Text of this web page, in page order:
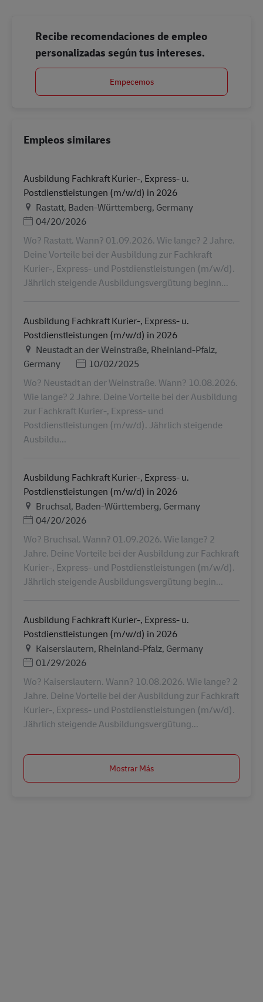
Recibe recomendaciones de empleo
personalizadas según tus intereses.
Empecemos
Empleos similares
Ausbildung Fachkraft Kurier-, Express- u.
Postdienstleistungen (m/w/d) in 2026
Ubicación
Rastatt, Baden-Württemberg, Germany
Posted Date
04/20/2026
Wo? Rastatt. Wann? 01.09.2026. Wie lange? 2 Jahre.
Deine Vorteile bei der Ausbildung zur Fachkraft
Kurier-, Express- und Postdienstleistungen (m/w/d).
Jährlich steigende Ausbildungsvergütung beginn...
Ausbildung Fachkraft Kurier-, Express- u.
Postdienstleistungen (m/w/d) in 2026
Ubicación
Neustadt an der Weinstraße, Rheinland-Pfalz,
Germany
Posted Date
10/02/2025
Wo? Neustadt an der Weinstraße. Wann? 10.08.2026.
Wie lange? 2 Jahre. Deine Vorteile bei der Ausbildung
zur Fachkraft Kurier-, Express- und
Postdienstleistungen (m/w/d). Jährlich steigende
Ausbildu...
Ausbildung Fachkraft Kurier-, Express- u.
Postdienstleistungen (m/w/d) in 2026
Ubicación
Bruchsal, Baden-Württemberg, Germany
Posted Date
04/20/2026
Wo? Bruchsal. Wann? 01.09.2026. Wie lange? 2
Jahre. Deine Vorteile bei der Ausbildung zur Fachkraft
Kurier-, Express- und Postdienstleistungen (m/w/d).
Jährlich steigende Ausbildungsvergütung begin...
Ausbildung Fachkraft Kurier-, Express- u.
Postdienstleistungen (m/w/d) in 2026
Ubicación
Kaiserslautern, Rheinland-Pfalz, Germany
Posted Date
01/29/2026
Wo? Kaiserslautern. Wann? 10.08.2026. Wie lange? 2
Jahre. Deine Vorteile bei der Ausbildung zur Fachkraft
Kurier-, Express- und Postdienstleistungen (m/w/d).
Jährlich steigende Ausbildungsvergütung...
Mostrar Más